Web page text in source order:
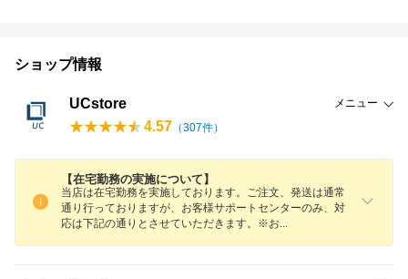
ショップ情報
UCstore メニュー
4.57 （307件）
【在宅勤務の実施について】
当店は在宅勤務を実施しております。ご注文、発送は通常
通り行っておりますが、お客様サポートセンターのみ、対
応は下記の通りとさせていただきます。※お